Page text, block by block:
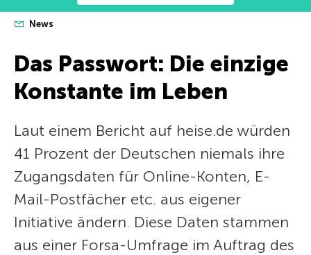
News
Das Passwort: Die einzige
Konstante im Leben
Laut einem Bericht auf heise.de würden
41 Prozent der Deutschen niemals ihre
Zugangsdaten für Online-Konten, E-
Mail-Postfächer etc. aus eigener
Initiative ändern. Diese Daten stammen
aus einer Forsa-Umfrage im Auftrag des